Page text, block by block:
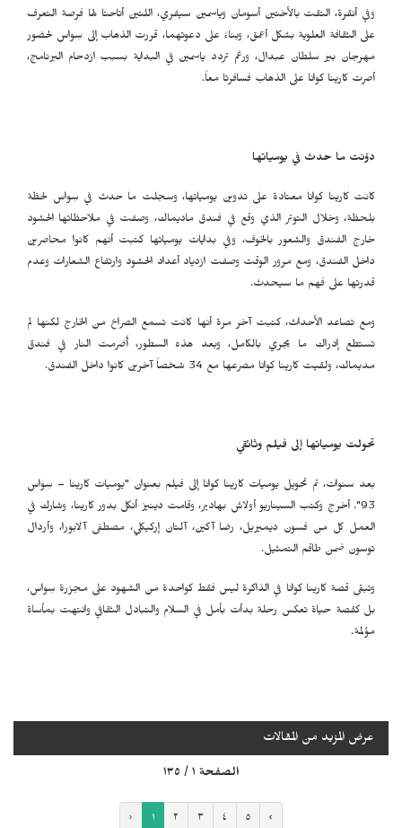
وفي أنقرة، التقت بالأختين أسومان وياسمين سيفري، اللتين أتاحتا لها فرصة التعرف
على الثقافة العلوية بشكل أعمق، وبناءً على دعوتهما، قررت الذهاب إلى سِواس لحضور
مهرجان بير سلطان عبدال، ورغم تردد ياسمين في البداية بسبب ازدحام البرنامج،
أصرت كارينا كوانا على الذهاب فسافرتا معاً.
دوّنت ما حدث في يومياتها
كانت كارينا كوانا معتادة على تدوين يومياتها، وسجلت ما حدث في سِواس لحظة
بلحظة، وخلال التوتر الذي وقع في فندق ماديماك، وصفت في ملاحظاتها الحشود
خارج الفندق والشعور بالخوف، وفي بدايات يومياتها كتبت أنهم كانوا محاصرين
داخل الفندق، ومع مرور الوقت وصفت ازدياد أعداد الحشود وارتفاع الشعارات وعدم
قدرتها على فهم ما سيحدث.
ومع تصاعد الأحداث، كتبت آخر مرة أنها كانت تسمع الصراخ من الخارج لكنها لم
تستطع إدراك ما يجري بالكامل، وبعد هذه السطور، أُضرمت النار في فندق
مديماك، ولقيت كارينا كوانا مصرعها مع 34 شخصاً آخرين كانوا داخل الفندق.
تحولت يومياتها إلى فيلم وثائقي
بعد سنوات، تم تحويل يوميات كارينا كوانا إلى فيلم بعنوان "يوميات كارينا – سِواس
93". أخرج وكتب السيناريو أولاش بهادير، وقامت دينيز أنكل بدور كارينا، وشارك في
العمل كل من فسون ديميريل، رضا آكين، آلتان إركيكلي، مصطفى آلابورا، وأردال
توسون ضمن طاقم التمثيل.
وتبقى قصة كارينا كوانا في الذاكرة ليس فقط كواحدة من الشهود على مجزرة سِواس،
بل كقصة حياة تعكس رحلة بدأت بأمل في السلام والتبادل الثقافي وانتهت بمأساة
مؤلمة.
عرض المزيد من المقالات
الصفحة ١ / ١٣٥
‹ ١ ٢ ٣ ٤ ٥ ›